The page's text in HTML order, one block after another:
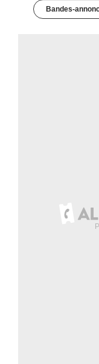
Bandes-